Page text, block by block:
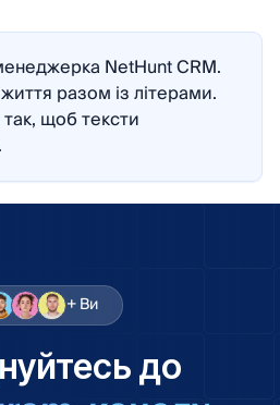
NetHunt CRM.
разом із літерами.
щоб тексти
+ Ви
до